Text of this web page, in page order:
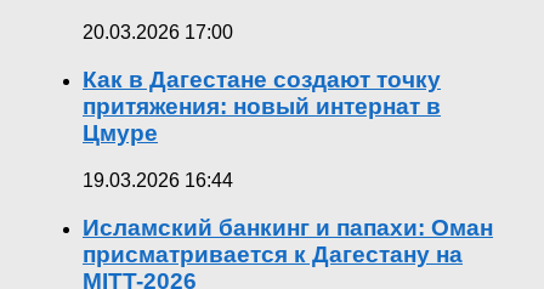
20.03.2026 17:00
Как в Дагестане создают точку
притяжения: новый интернат в
Цмуре
19.03.2026 16:44
Исламский банкинг и папахи: Оман
присматривается к Дагестану на
MITT-2026